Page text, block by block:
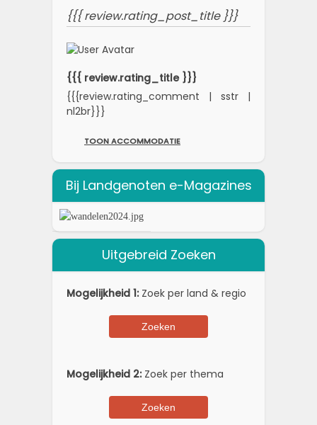
{{{ review.rating_post_title }}}
{{{ review.rating_title }}}
{{{review.rating_comment | sstr |
nl2br}}}
TOON ACCOMMODATIE
Bij Landgenoten e-Magazines
Uitgebreid Zoeken
Mogelijkheid 1:Zoek per land & regio
Mogelijkheid 2:Zoek per thema